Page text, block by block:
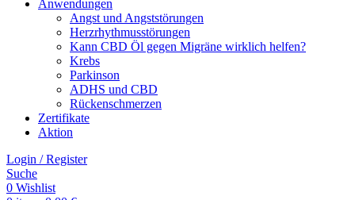
Anwendungen
Angst und Angststörungen
Herzrhythmusstörungen
Kann CBD Öl gegen Migräne wirklich helfen?
Krebs
Parkinson
ADHS und CBD
Rückenschmerzen
Zertifikate
Aktion
Login / Register
Suche
0 Wishlist